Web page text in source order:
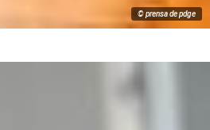
© prensa de pdge